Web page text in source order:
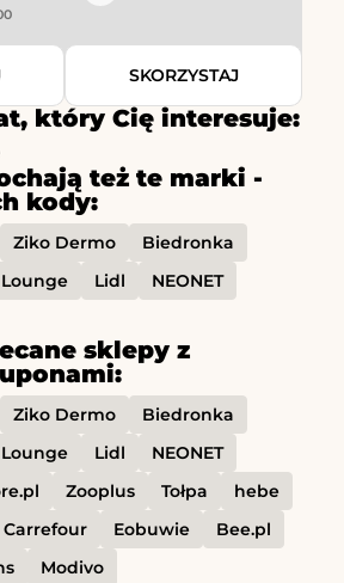
który Cię interesuje:
też te marki -
kody:
Ziko Dermo
Biedronka
Lidl
NEONET
sklepy z
Ziko Dermo
Biedronka
Lidl
NEONET
Zooplus Tołpa
hebe
Carrefour Eobuwie
Bee.pl
Modivo
SKORZYSTAJ